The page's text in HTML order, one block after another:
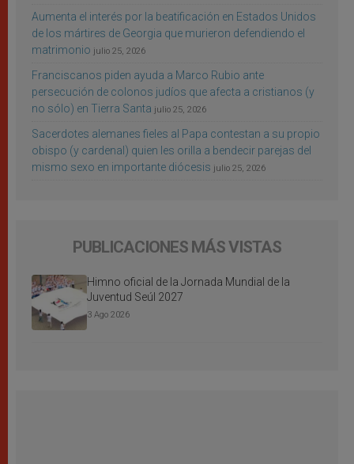
Aumenta el interés por la beatificación en Estados Unidos
de los mártires de Georgia que murieron defendiendo el
matrimonio julio 25, 2026
Franciscanos piden ayuda a Marco Rubio ante
persecución de colonos judíos que afecta a cristianos (y
no sólo) en Tierra Santa julio 25, 2026
Sacerdotes alemanes fieles al Papa contestan a su propio
obispo (y cardenal) quien les orilla a bendecir parejas del
mismo sexo en importante diócesis julio 25, 2026
PUBLICACIONES MÁS VISTAS
Himno oficial de la Jornada Mundial de la
Juventud Seúl 2027
3 Ago 2026